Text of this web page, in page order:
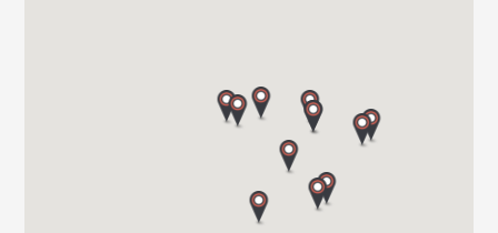
CARAVANAS EVASION S.L.